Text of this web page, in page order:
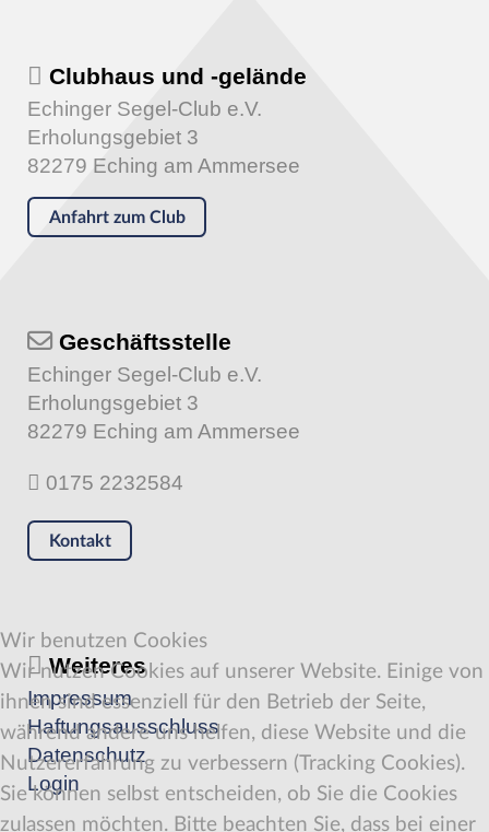
Clubhaus und -gelände
Echinger Segel-Club e.V.
Erholungsgebiet 3
82279 Eching am Ammersee
Anfahrt zum Club
Geschäftsstelle
Echinger Segel-Club e.V.
Erholungsgebiet 3
82279 Eching am Ammersee
0175 2232584
Kontakt
Weiteres
Impressum
Haftungsausschluss
Datenschutz
Login
Wir benutzen Cookies
Wir nutzen Cookies auf unserer Website. Einige von
ihnen sind essenziell für den Betrieb der Seite,
während andere uns helfen, diese Website und die
Nutzererfahrung zu verbessern (Tracking Cookies).
Sie können selbst entscheiden, ob Sie die Cookies
zulassen möchten. Bitte beachten Sie, dass bei einer